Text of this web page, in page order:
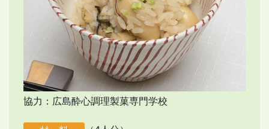
協力：広島酔心調理製菓専門学校